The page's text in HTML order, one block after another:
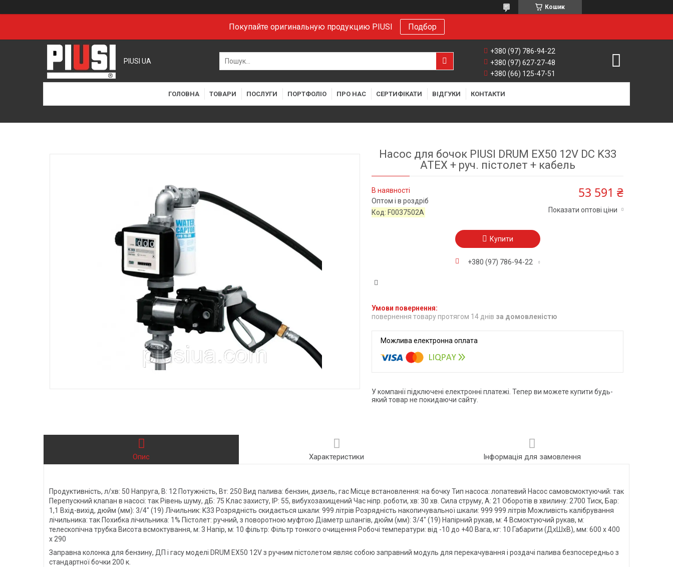
Кошик
Покупайте оригинальную продукцию PIUSI Подбор
PIUSI UA
+380 (97) 786-94-22
+380 (97) 627-27-48
+380 (66) 125-47-51
ГОЛОВНА ТОВАРИ ПОСЛУГИ ПОРТФОЛІО ПРО НАС СЕРТИФІКАТИ ВІДГУКИ КОНТАКТИ
Насос для бочок PIUSI DRUM EX50 12V DC K33
ATEX + руч. пістолет + кабель
В наявності
Оптом і в роздріб
Код: F0037502A
53 591 ₴
Показати оптові ціни
Купити
+380 (97) 786-94-22
повернення товару протягом 14 днів за домовленістю
У компанії підключені електронні платежі. Тепер ви можете купити будь-
який товар не покидаючи сайту.
Опис Характеристики Інформація для замовлення
Продуктивність, л/хв: 50 Напруга, В: 12 Потужність, Вт: 250 Вид палива: бензин, дизель, гас Місце встановлення: на бочку Тип насоса: лопатевий Насос самовсмоктуючий: так
Перепускний клапан в насосі: так Рівень шуму, дБ: 75 Клас захисту, IP: 55, вибухозахищений Час ніпр. роботи, хв: 30 хв. Сила струму, А: 21 Оборотів в хвилину: 2700 Тиск, Бар:
1,1 Вхід-вихід, дюйм (мм): 3/4" (19) Лічильник: K33 Розрядність скидається шкали: 999 літрів Розрядність накопичувальної шкали: 999 999 літрів Можливість калібрування
лічильника: так Похибка лічильника: 1% Пістолет: ручний, з поворотною муфтою Діаметр шлангів, дюйм (мм): 3/4" (19) Напірний рукав, м: 4 Всмоктуючий рукав, м:
телескопічна трубка Висота всмоктування, м: 3 Напір, м: 10 фільтр: Фільтр тонкого очищення Робочі температури: від -10 до +40 Вага, кг: 10 Габарити (ДхШхВ), мм: 600 х 400
х 290
Заправна колонка для бензину, ДП і гасу моделі DRUM EX50 12V з ручним пістолетом являє собою заправний модуль для перекачування і роздачі палива безпосередньо з
стандартної бочки 200 к.